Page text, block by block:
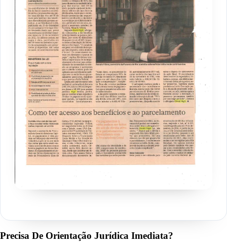
Precisa De Orientação Jurídica Imediata?